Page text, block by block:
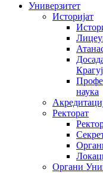
Универзитет
Историјат
наука
Ректорат
Органи